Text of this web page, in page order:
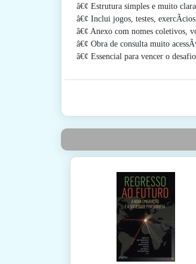
â€¢ Estrutura simples e muito clara
â€¢ Inclui jogos, testes,
â€¢ Anexo com nomes coletivos,
â€¢ Obra de consulta muito
â€¢ Essencial para vencer o